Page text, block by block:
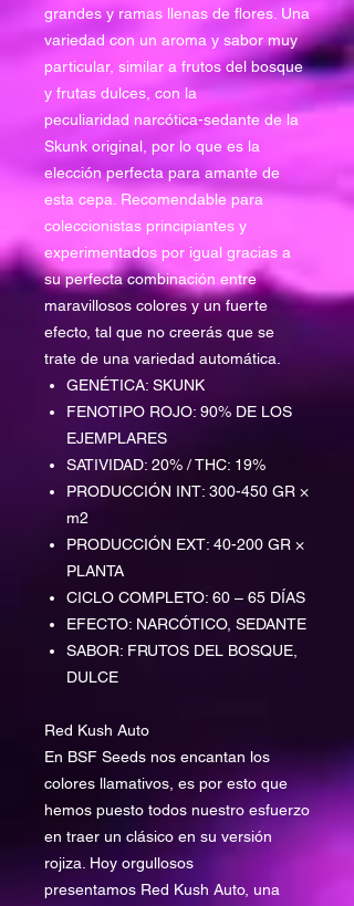
grandes y ramas llenas de flores. Una
variedad con un aroma y sabor muy
particular, similar a frutos del bosque
y frutas dulces, con la
peculiaridad narcótica-sedante de la
Skunk original, por lo que es la
elección perfecta para amante de
esta cepa. Recomendable para
coleccionistas principiantes y
experimentados por igual gracias a
su perfecta combinación entre
maravillosos colores y un fuerte
efecto, tal que no creerás que se
trate de una variedad automática.
GENÉTICA: SKUNK
FENOTIPO ROJO: 90% DE LOS
EJEMPLARES
SATIVIDAD: 20% / THC: 19%
PRODUCCIÓN INT: 300-450 GR ×
m2
PRODUCCIÓN EXT: 40-200 GR ×
PLANTA
CICLO COMPLETO: 60 – 65 DÍAS
EFECTO: NARCÓTICO, SEDANTE
SABOR: FRUTOS DEL BOSQUE,
DULCE
Red Kush Auto
En BSF Seeds nos encantan los
colores llamativos, es por esto que
hemos puesto todos nuestro esfuerzo
en traer un clásico en su versión
rojiza. Hoy orgullosos
presentamos Red Kush Auto, una